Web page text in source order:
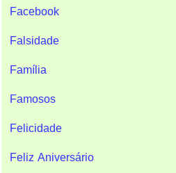
Facebook
Falsidade
Família
Famosos
Felicidade
Feliz Aniversário